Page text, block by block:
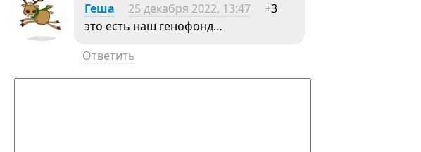
Геша 25 декабря 2022, 13:47
+3
это есть наш генофонд…
Ответить